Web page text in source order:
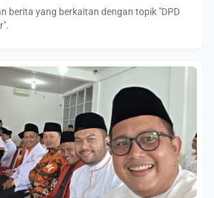
berita yang berkaitan dengan topik "DPD